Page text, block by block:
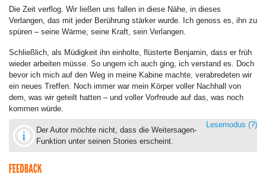
Die Zeit verflog. Wir ließen uns fallen in diese Nähe, in dieses
Verlangen, das mit jeder Berührung stärker wurde. Ich genoss es, ihn zu
spüren – seine Wärme, seine Kraft, sein Verlangen.
Schließlich, als Müdigkeit ihn einholte, flüsterte Benjamin, dass er früh
wieder arbeiten müsse. So ungern ich auch ging, ich verstand es. Doch
bevor ich mich auf den Weg in meine Kabine machte, verabredeten wir
ein neues Treffen. Noch immer war mein Körper voller Nachhall von
dem, was wir geteilt hatten – und voller Vorfreude auf das, was noch
kommen würde.
Lesemodus (?)
Der Autor möchte nicht, dass die Weitersagen-
Funktion unter seinen Stories erscheint.